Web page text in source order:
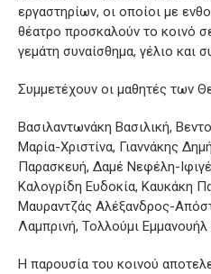
εργαστηρίων, οι οποίοι με
θέατρο προσκαλούν το κοινό
γεμάτη συναίσθημα, γέλιο και
Συμμετέχουν οι μαθητές των
Βασιλαντωνάκη Βασιλική,
Μαρία-Χριστίνα, Γιαννάκης
Παρασκευή, Δαμέ Νεφέλη-
Καλογρίδη Ευδοκία, Καυκάκη
Μαυραντζάς Αλέξανδρος-
Λαμπρινή, Τολλούμι
Η παρουσία του κοινού